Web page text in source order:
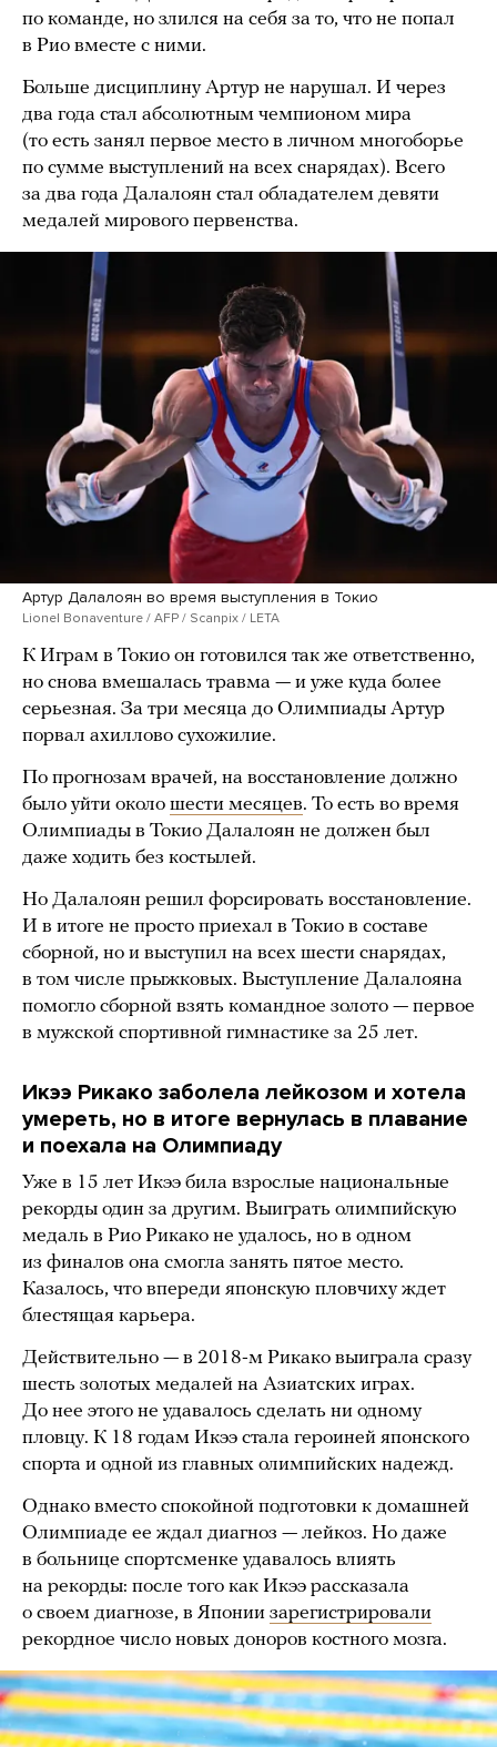
по команде, но злился на себя за то, что не попал
в Рио вместе с ними.
Больше дисциплину Артур не нарушал. И через
два года стал абсолютным чемпионом мира
(то есть занял первое место в личном многоборье
по сумме выступлений на всех снарядах). Всего
за два года Далалоян стал обладателем девяти
медалей мирового первенства.
Артур Далалоян во время выступления в Токио
Lionel Bonaventure / AFP / Scanpix / LETA
К Играм в Токио он готовился так же ответственно,
но снова вмешалась травма — и уже куда более
серьезная. За три месяца до Олимпиады Артур
порвал ахиллово сухожилие.
По прогнозам врачей, на восстановление должно
было уйти около шести месяцев. То есть во время
Олимпиады в Токио Далалоян не должен был
даже ходить без костылей.
Но Далалоян решил форсировать восстановление.
И в итоге не просто приехал в Токио в составе
сборной, но и выступил на всех шести снарядах,
в том числе прыжковых. Выступление Далалояна
помогло сборной взять командное золото — первое
в мужской спортивной гимнастике за 25 лет.
Икээ Рикако заболела лейкозом и хотела
умереть, но в итоге вернулась в плавание
и поехала на Олимпиаду
Уже в 15 лет Икээ била взрослые национальные
рекорды один за другим. Выиграть олимпийскую
медаль в Рио Рикако не удалось, но в одном
из финалов она смогла занять пятое место.
Казалось, что впереди японскую пловчиху ждет
блестящая карьера.
Действительно — в 2018-м Рикако выиграла сразу
шесть золотых медалей на Азиатских играх.
До нее этого не удавалось сделать ни одному
пловцу. К 18 годам Икээ стала героиней японского
спорта и одной из главных олимпийских надежд.
Однако вместо спокойной подготовки к домашней
Олимпиаде ее ждал диагноз — лейкоз. Но даже
в больнице спортсменке удавалось влиять
на рекорды: после того как Икээ рассказала
о своем диагнозе, в Японии зарегистрировали
рекордное число новых доноров костного мозга.